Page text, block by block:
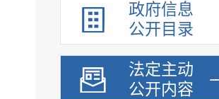
政府信息
公开目录
法定主动
公开内容